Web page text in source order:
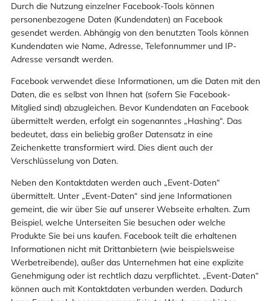
Durch die Nutzung einzelner Facebook-Tools können
personenbezogene Daten (Kundendaten) an Facebook
gesendet werden. Abhängig von den benutzten Tools können
Kundendaten wie Name, Adresse, Telefonnummer und IP-
Adresse versandt werden.
Facebook verwendet diese Informationen, um die Daten mit den
Daten, die es selbst von Ihnen hat (sofern Sie Facebook-
Mitglied sind) abzugleichen. Bevor Kundendaten an Facebook
übermittelt werden, erfolgt ein sogenanntes „Hashing“. Das
bedeutet, dass ein beliebig großer Datensatz in eine
Zeichenkette transformiert wird. Dies dient auch der
Verschlüsselung von Daten.
Neben den Kontaktdaten werden auch „Event-Daten“
übermittelt. Unter „Event-Daten“ sind jene Informationen
gemeint, die wir über Sie auf unserer Webseite erhalten. Zum
Beispiel, welche Unterseiten Sie besuchen oder welche
Produkte Sie bei uns kaufen. Facebook teilt die erhaltenen
Informationen nicht mit Drittanbietern (wie beispielsweise
Werbetreibende), außer das Unternehmen hat eine explizite
Genehmigung oder ist rechtlich dazu verpflichtet. „Event-Daten“
können auch mit Kontaktdaten verbunden werden. Dadurch